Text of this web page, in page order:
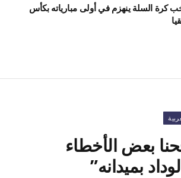
كرة السلة ينهزم في أولى مبارياته بكأس
بعض الأخطاء
بميدانه”